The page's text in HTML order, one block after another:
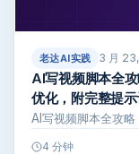
老达AI实践 3 月
AI写视频脚本全
优化，附完整提
AI写视频脚本全攻
4 分钟